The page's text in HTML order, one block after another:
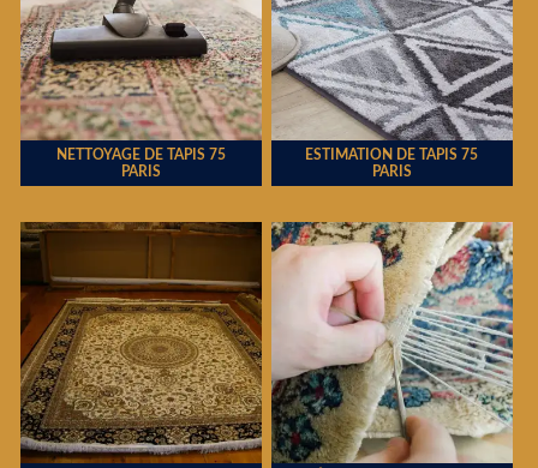
NETTOYAGE DE TAPIS 75
PARIS
ESTIMATION DE TAPIS 75
PARIS